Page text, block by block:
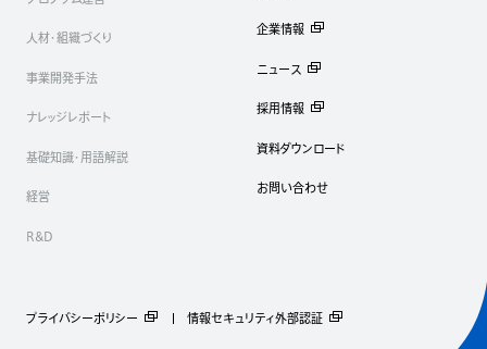
人材・組織づくり
事業開発手法
ナレッジレポート
基礎知識・用語解説
経営
R&D
企業情報
ニュース
採用情報
資料ダウンロード
お問い合わせ
プライバシーポリシー 情報セキュリティ外部認証